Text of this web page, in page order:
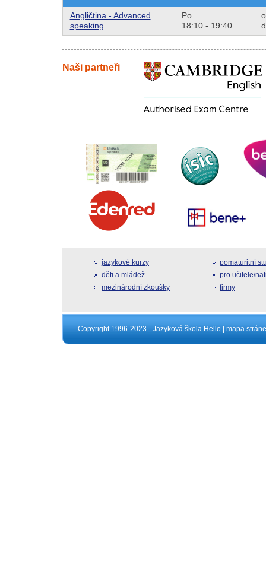
Angličtina - Advanced
speaking
Po
18:10 - 19:40
Naši partneři
jazykové kurzy
děti a mládež
mezinárodní zkoušky
pomaturitní
pro učitele/
firmy
Copyright 1996-2023 - Jazyková škola Hello mapa